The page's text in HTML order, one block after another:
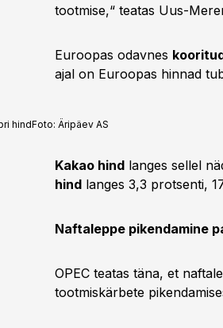
tootmise,“ teatas Uus-
Euroopas odavnes
ajal on Euroopas hinnad
hindFoto: Äripäev AS
Kakao hind langes sellel
hind langes 3,3 protsenti,
Naftaleppe pikendamine
OPEC teatas täna, et
tootmiskärbete